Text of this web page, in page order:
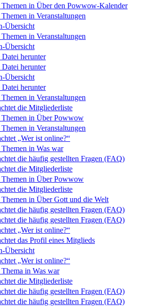
in Über den Powwow-Kalender
in Veranstaltungen
Übersicht
in Veranstaltungen
Übersicht
Datei herunter
Datei herunter
Übersicht
Datei herunter
in Veranstaltungen
die Mitgliederliste
Themen in Über Powwow
in Veranstaltungen
„Wer ist online?“
in Was war
die häufig gestellten Fragen (FAQ)
die Mitgliederliste
Themen in Über Powwow
die Mitgliederliste
in Über Gott und die Welt
die häufig gestellten Fragen (FAQ)
die häufig gestellten Fragen (FAQ)
„Wer ist online?“
das Profil eines Mitglieds
Übersicht
„Wer ist online?“
in Was war
die Mitgliederliste
die häufig gestellten Fragen (FAQ)
die häufig gestellten Fragen (FAQ)